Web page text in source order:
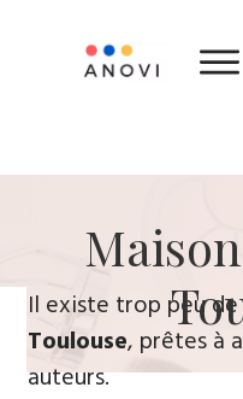
​Il existe trop peu
Toulouse, prêtes à
auteurs.